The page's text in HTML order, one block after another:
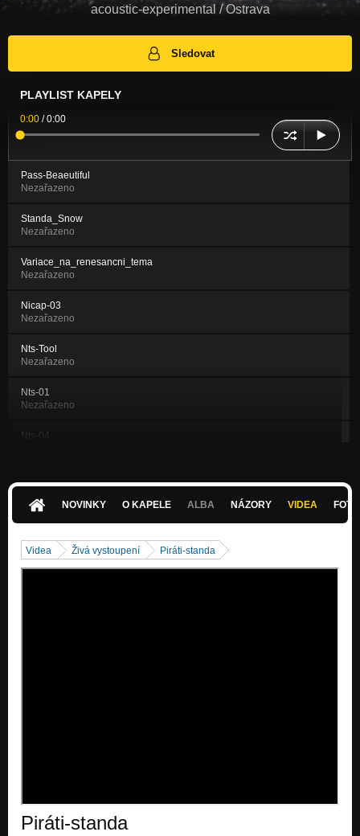
acoustic-experimental / Ostrava
Sledovat
PLAYLIST KAPELY
0:00 /0:00
Pass-Beaeutiful
Nezařazeno
Standa_Snow
Nezařazeno
Variace_na_renesancni_tema
Nezařazeno
Nicap-03
Nezařazeno
Nts-Tool
Nezařazeno
Nts-01
Nezařazeno
Nts-04
Standa_Romance
Standa_Triotay_S
NOVINKY O KAPELE ALBA NÁZORY VIDEA
Videa Živá vystoupení Piráti-standa
Piráti-standa